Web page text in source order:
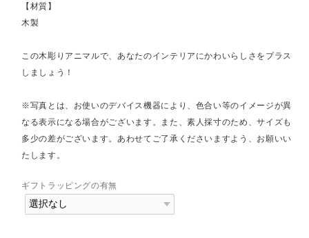
【材質】
木製
この木彫りアニマルで、あなたのインテリアにかわいらしさをプラス
しましょう！
※写真とは、お使いのデバイス機器により、色合い等のイメージが異
なる表示になる場合がございます。また、素人採寸のため、サイズも
多少の差がございます。あわせてご了承くださいますよう、お願いい
たします。
ギフトラッピングの有無